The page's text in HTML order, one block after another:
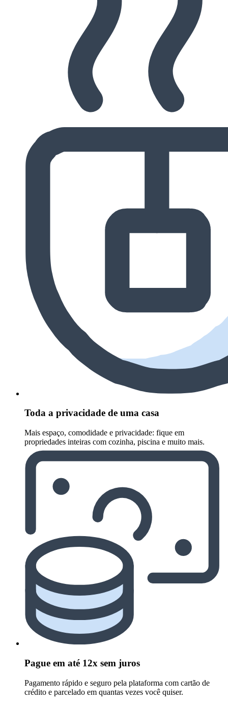
Toda a privacidade de uma casa
Mais espaço, comodidade e privacidade: fique em
propriedades inteiras com cozinha, piscina e muito mais.
Pague em até 12x sem juros
Pagamento rápido e seguro pela plataforma com cartão de
crédito e parcelado em quantas vezes você quiser.